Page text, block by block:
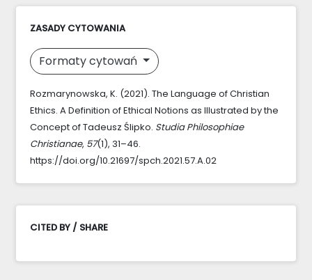
ZASADY CYTOWANIA
Formaty cytowań
Rozmarynowska, K. (2021). The Language of Christian
Ethics. A Definition of Ethical Notions as Illustrated by the
Concept of Tadeusz Ślipko. Studia Philosophiae
Christianae, 57(1), 31–46.
https://doi.org/10.21697/spch.2021.57.A.02
CITED BY / SHARE